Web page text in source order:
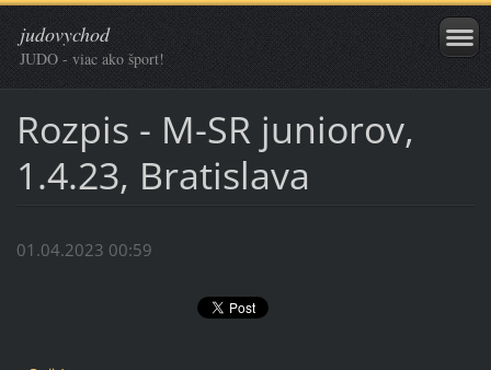
judovychod
JUDO - viac ako šport!
Rozpis - M-SR juniorov,
1.4.23, Bratislava
01.04.2023 00:59